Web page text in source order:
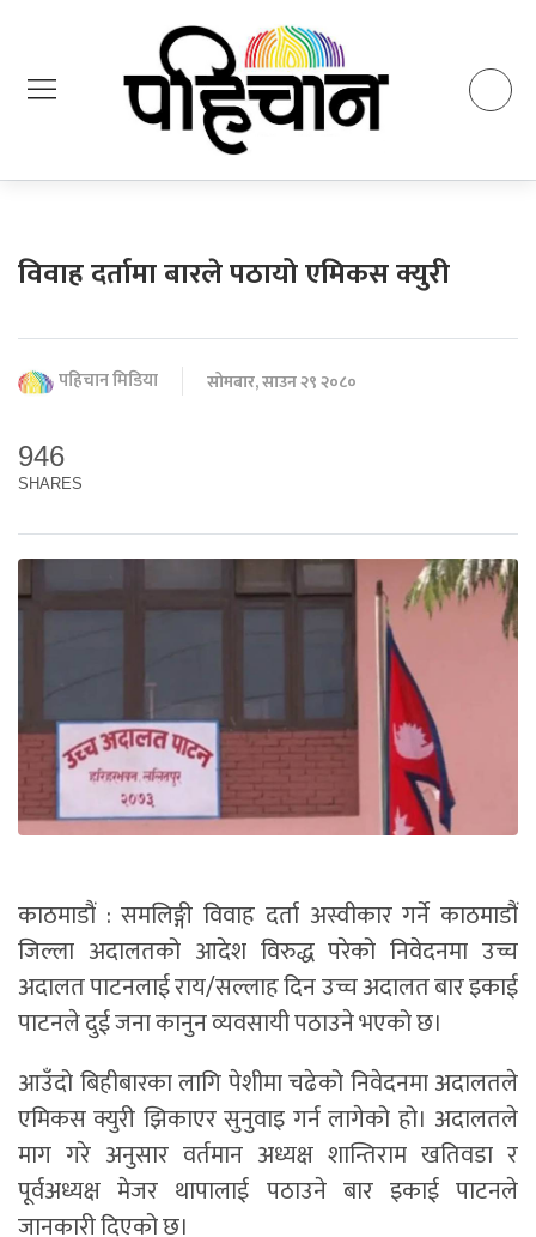
विवाह दर्तामा बारले पठायो एमिकस क्युरी
पहिचान मिडिया सोमबार, साउन २९ २०८०
946
SHARES
काठमाडौं : समलिङ्गी विवाह दर्ता अस्वीकार गर्ने काठमाडौं
जिल्ला अदालतको आदेश विरुद्ध परेको निवेदनमा उच्च
अदालत पाटनलाई राय/सल्लाह दिन उच्च अदालत बार इकाई
पाटनले दुई जना कानुन व्यवसायी पठाउने भएको छ।
आउँदो बिहीबारका लागि पेशीमा चढेको निवेदनमा अदालतले
एमिकस क्युरी झिकाएर सुनुवाइ गर्न लागेको हो। अदालतले
माग गरे अनुसार वर्तमान अध्यक्ष शान्तिराम खतिवडा र
पूर्वअध्यक्ष मेजर थापालाई पठाउने बार इकाई पाटनले
जानकारी दिएको छ।